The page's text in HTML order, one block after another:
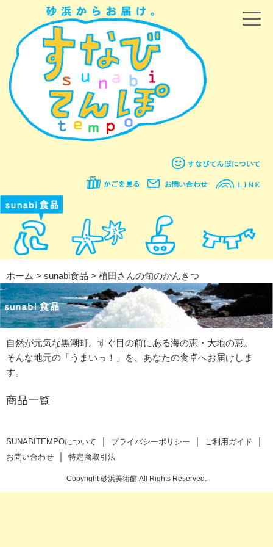
ホーム > sunabi食品 > 植田さんの旬のかんきつ
自然が元気な黒潮町。すぐ目の前にある海の恵・大地の恵。
そんな地元の「うまいっ！」を、あなたの食卓へお届けしま
す。
商品一覧
SUNABITEMPOについて プライバシーポリシー ご利用ガイド
お問い合わせ 特定商取引法
Copyright 砂浜美術館 All Rights Reserved.